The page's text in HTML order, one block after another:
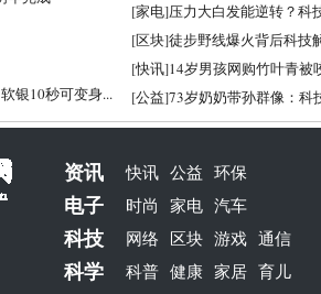
软银10秒可变身...
[家电]压力大白发能逆转？科
[区块]徒步野线爆火背后科技
[快讯]14岁男孩网购竹叶青被
[公益]73岁奶奶带孙群像：科
资讯 快讯 公益 环保
电子 时尚 家电 汽车
科技 网络 区块 游戏 通信
科学 科普 健康 家居 育儿